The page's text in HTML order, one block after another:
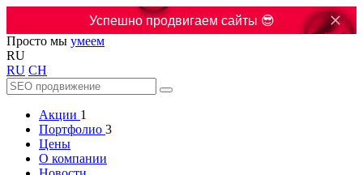
Успешно продвигаем сайты 😎
Просто мы умеем
RU
RU CH
Акции 1
Портфолио 3
Цены
О компании